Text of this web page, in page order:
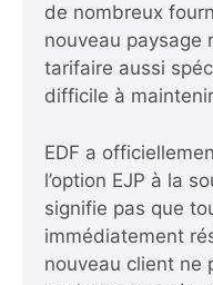
de nombreux
nouveau paysage
tarifaire aussi
difficile à
EDF a
l’option EJP à la
signifie pas que
immédiatement
nouveau client ne